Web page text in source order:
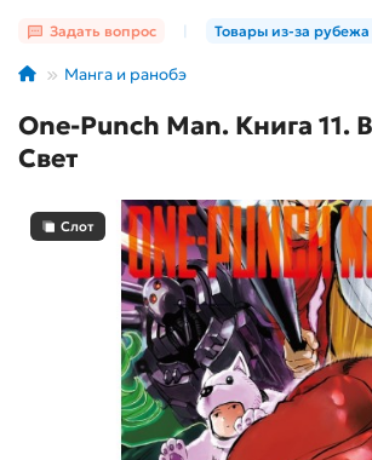
Задать вопрос Товары из-за рубежа
Манга и ранобэ
One-Punch Man. Книга 11.
Свет
Слот